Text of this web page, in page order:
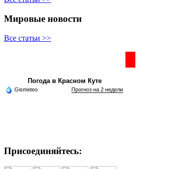
Мировые новости
Все статьи >>
Погода в Красном Куте
Gismeteo Прогноз на 2 недели
Присоединяйтесь: